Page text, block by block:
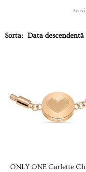
Acasă
Sorta:
ONLY ONE Carlette